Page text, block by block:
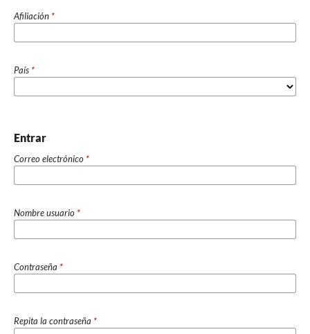
Afiliación *
País *
Entrar
Correo electrónico *
Nombre usuario *
Contraseña *
Repita la contraseña *